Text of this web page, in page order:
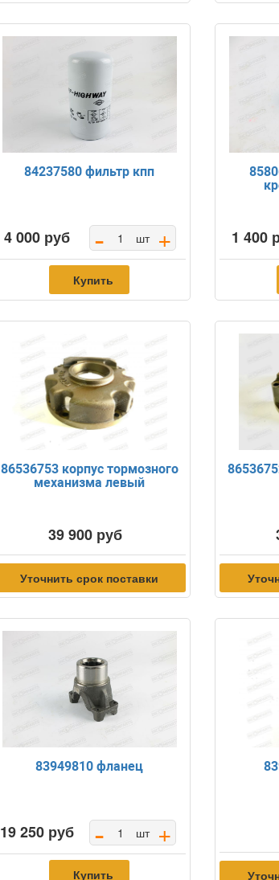
84237580 фильтр кпп
4 000 руб - шт +
Купить
1 400
86536753 корпус тормозного
механизма левый
39 900 руб
Уточнить срок поставки
83949810 фланец
19 250 руб - шт +
Купить